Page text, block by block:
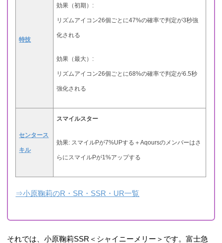
特技
効果（初期）:
リズムアイコン26個ごとに47%の確率で判定が3秒強
化される
効果（最大）:
リズムアイコン26個ごとに68%の確率で判定が6.5秒
強化される
センタース
キル
スマイルスター
効果: スマイルPが7%UPする＋Aqoursのメンバーはさ
らにスマイルPが1%アップする
⇒小原鞠莉のR・SR・SSR・UR一覧
それでは、小原鞠莉SSR＜シャイニーメリー＞です。富士急